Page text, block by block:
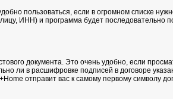
пользоваться, если в огромном списке
ИНН) и программа будет последовательно
документа. Это очень удобно, если
ли в расшифровке подписей в договоре
отправит вас к самому первому символу